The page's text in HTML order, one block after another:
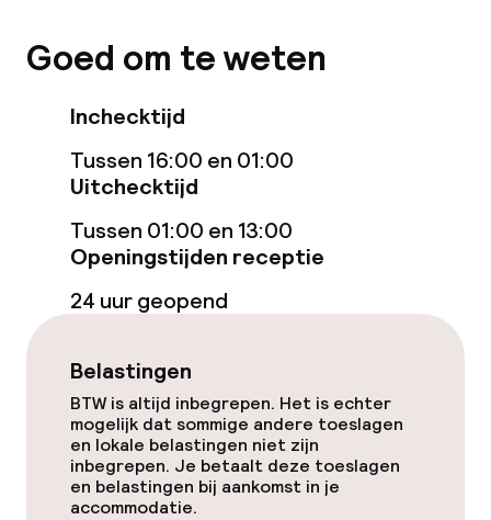
Spa behandelingen
Massage
Fitnessruimte / gym
Entertainment
Betaalde wifi
Tuin
Goed om te weten
Inchecktijd
Tussen 16:00 en 01:00
Uitchecktijd
Tussen 01:00 en 13:00
Openingstijden receptie
24 uur geopend
Belastingen
BTW is altijd inbegrepen. Het is echter
mogelijk dat sommige andere toeslagen
en lokale belastingen niet zijn
inbegrepen. Je betaalt deze toeslagen
en belastingen bij aankomst in je
accommodatie.